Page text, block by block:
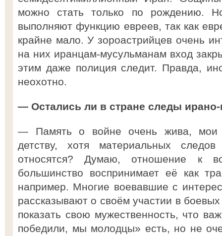
можно стать только по рождению.
выполняют функцию евреев, так как
крайне мало. У зороастрийцев очень
на них иранцам-мусульманам вход
этим даже полиция следит. Правда,
неохотно.
— Остались ли в стране следы
— Память о войне очень жива, мои
детству, хотя материальных
относятся? Думаю, отношение к
большинство воспринимает её как
например. Многие воевавшие с
рассказывают о своём участии в
показать свою мужественность, что
победили, мы молодцы» есть, но не